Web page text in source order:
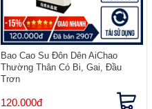
Bao Cao Su Đôn Dên AiChao
Thường Thân Có Bi, Gai, Đầu
Trơn
120.000đ